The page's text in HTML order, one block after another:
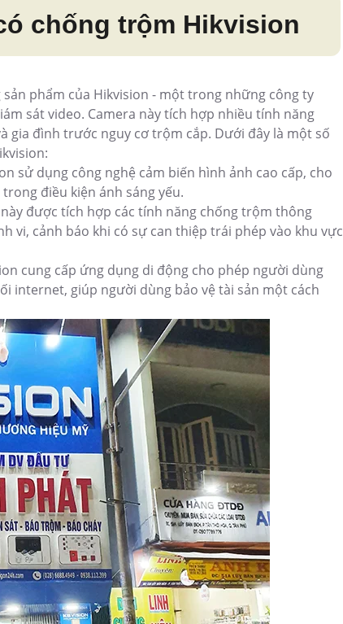
chống trộm Hikvision
phẩm của Hikvision - một trong những công ty
sát video. Camera này tích hợp nhiều tính năng
gia đình trước nguy cơ trộm cắp. Dưới đây là một số
sử dụng công nghệ cảm biến hình ảnh cao cấp, cho
điều kiện ánh sáng yếu.
được tích hợp các tính năng chống trộm thông
vi, cảnh báo khi có sự can thiệp trái phép vào khu vực
cung cấp ứng dụng di động cho phép người dùng
internet, giúp người dùng bảo vệ tài sản một cách